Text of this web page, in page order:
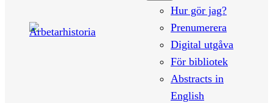
Hur gör jag?
Prenumerera
Digital utgåva
För bibliotek
Abstracts in
English